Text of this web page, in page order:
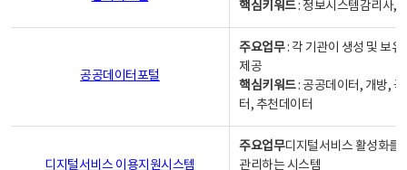
핵심키워드: 정보시스템감리사,
공공데이터포털
주요업무: 각 기관이 생성 및 보
제공
핵심키워드: 공공데이터, 개방,
터, 추천데이터
디지털서비스 이용지원시스템
주요업무디지털서비스 활성화를
관리하는 시스템